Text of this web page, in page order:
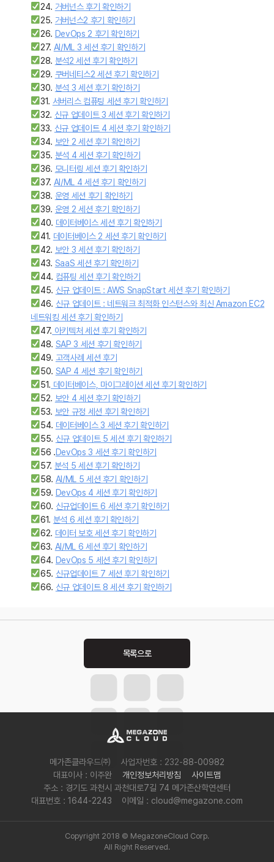
24. 거버넌스 후기 확인하기
25. 거버넌스2 후기 확인하기
26. DevOps 2 후기 확인하기
27. AI/ML 3 세션 후기 확인하기
28. 분석2 세션 후기 확인하기
29. 쿠버네티스2 세션 후기 확인하기
30. 분석 3 세션 후기 확인하기
31. 서버리스 컴퓨팅 세션 후기 확인하기
32. 신규 업데이트 3 세션 후기 확인하기
33. 신규 업데이트 4 세션 후기 확인하기
34. 보안 2 세션 후기 확인하기
35. 분석 4 세션 후기 확인하기
36. 모니터링 세션 후기 확인하기
37. AI/ML 4 세션 후기 확인하기
38. 운영 세션 후기 확인하기
39. 운영 2 세션 후기 확인하기
40. 데이터베이스 세션 후기 확인하기
41. 데이터베이스 2 세션 후기 확인하기
42. 보안 3 세션 후기 확인하기
43. SaaS 세션 후기 확인하기
44. 컴퓨팅 세션 후기 확인하기
45. 신규 업데이트 : AWS SnapStart 세션 후기 확인하기
46. 신규 업데이트 : 네트워크 최적화 인스턴스와 최신 Amazon EC2
네트워킹 세션 후기 확인하기
47. 아키텍처 세션 후기 확인하기
48. SAP 3 세션 후기 확인하기
49. 고객사례 세션 후기
50. SAP 4 세션 후기 확인하기
51. 데이터베이스, 마이그레이션 세션 후기 확인하기
52. 보안 4 세션 후기 확인하기
53. 보안 규정 세션 후기 확인하기
54. 데이터베이스 3 세션 후기 확인하기
55. 신규 업데이트 5 세션 후기 확인하기
56 .DevOps 3 세션 후기 확인하기
57. 분석 5 세션 후기 확인하기
58. AI/ML 5 세션 후기 확인하기
59. DevOps 4 세션 후기 확인하기
60. 신규업데이트 6 세션 후기 확인하기
61. 분석 6 세션 후기 확인하기
62. 데이터 보호 세션 후기 확인하기
63. AI/ML 6 세션 후기 확인하기
64. DevOps 5 세션 후기 확인하기
65. 신규업데이트 7 세션 후기 확인하기
66. 신규 업데이트 8 세션 후기 확인하기
메가존클라우드㈜
사업자번호 : 232-88-00982
대표이사 : 이주완
개인정보처리방침
사이트맵
주소 : 경기도 과천시 과천대로7길 74 메가존산학연센터
대표번호 : 1644-2243
이메일 : cloud@megazone.com
Copyright 2018 © MegazoneCloud Corp.
All Right Reserved.